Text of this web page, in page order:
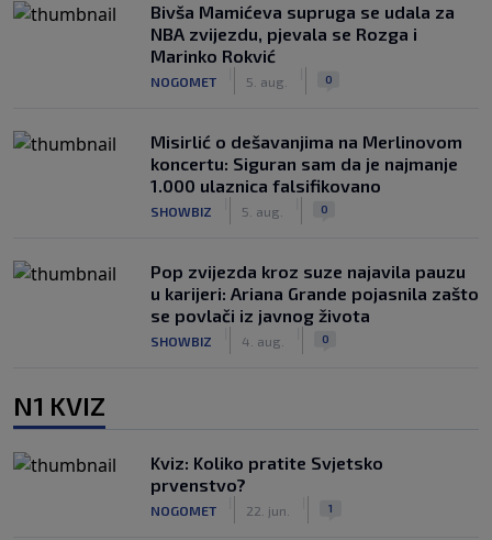
Bivša Mamićeva supruga se udala za
NBA zvijezdu, pjevala se Rozga i
Marinko Rokvić
NOGOMET 5. aug. 0
Misirlić o dešavanjima na Merlinovom
koncertu: Siguran sam da je najmanje
1.000 ulaznica falsifikovano
SHOWBIZ 5. aug. 0
Pop zvijezda kroz suze najavila pauzu
u karijeri: Ariana Grande pojasnila zašto
se povlači iz javnog života
SHOWBIZ 4. aug. 0
N1 KVIZ
Kviz: Koliko pratite Svjetsko
prvenstvo?
NOGOMET 22. jun. 1